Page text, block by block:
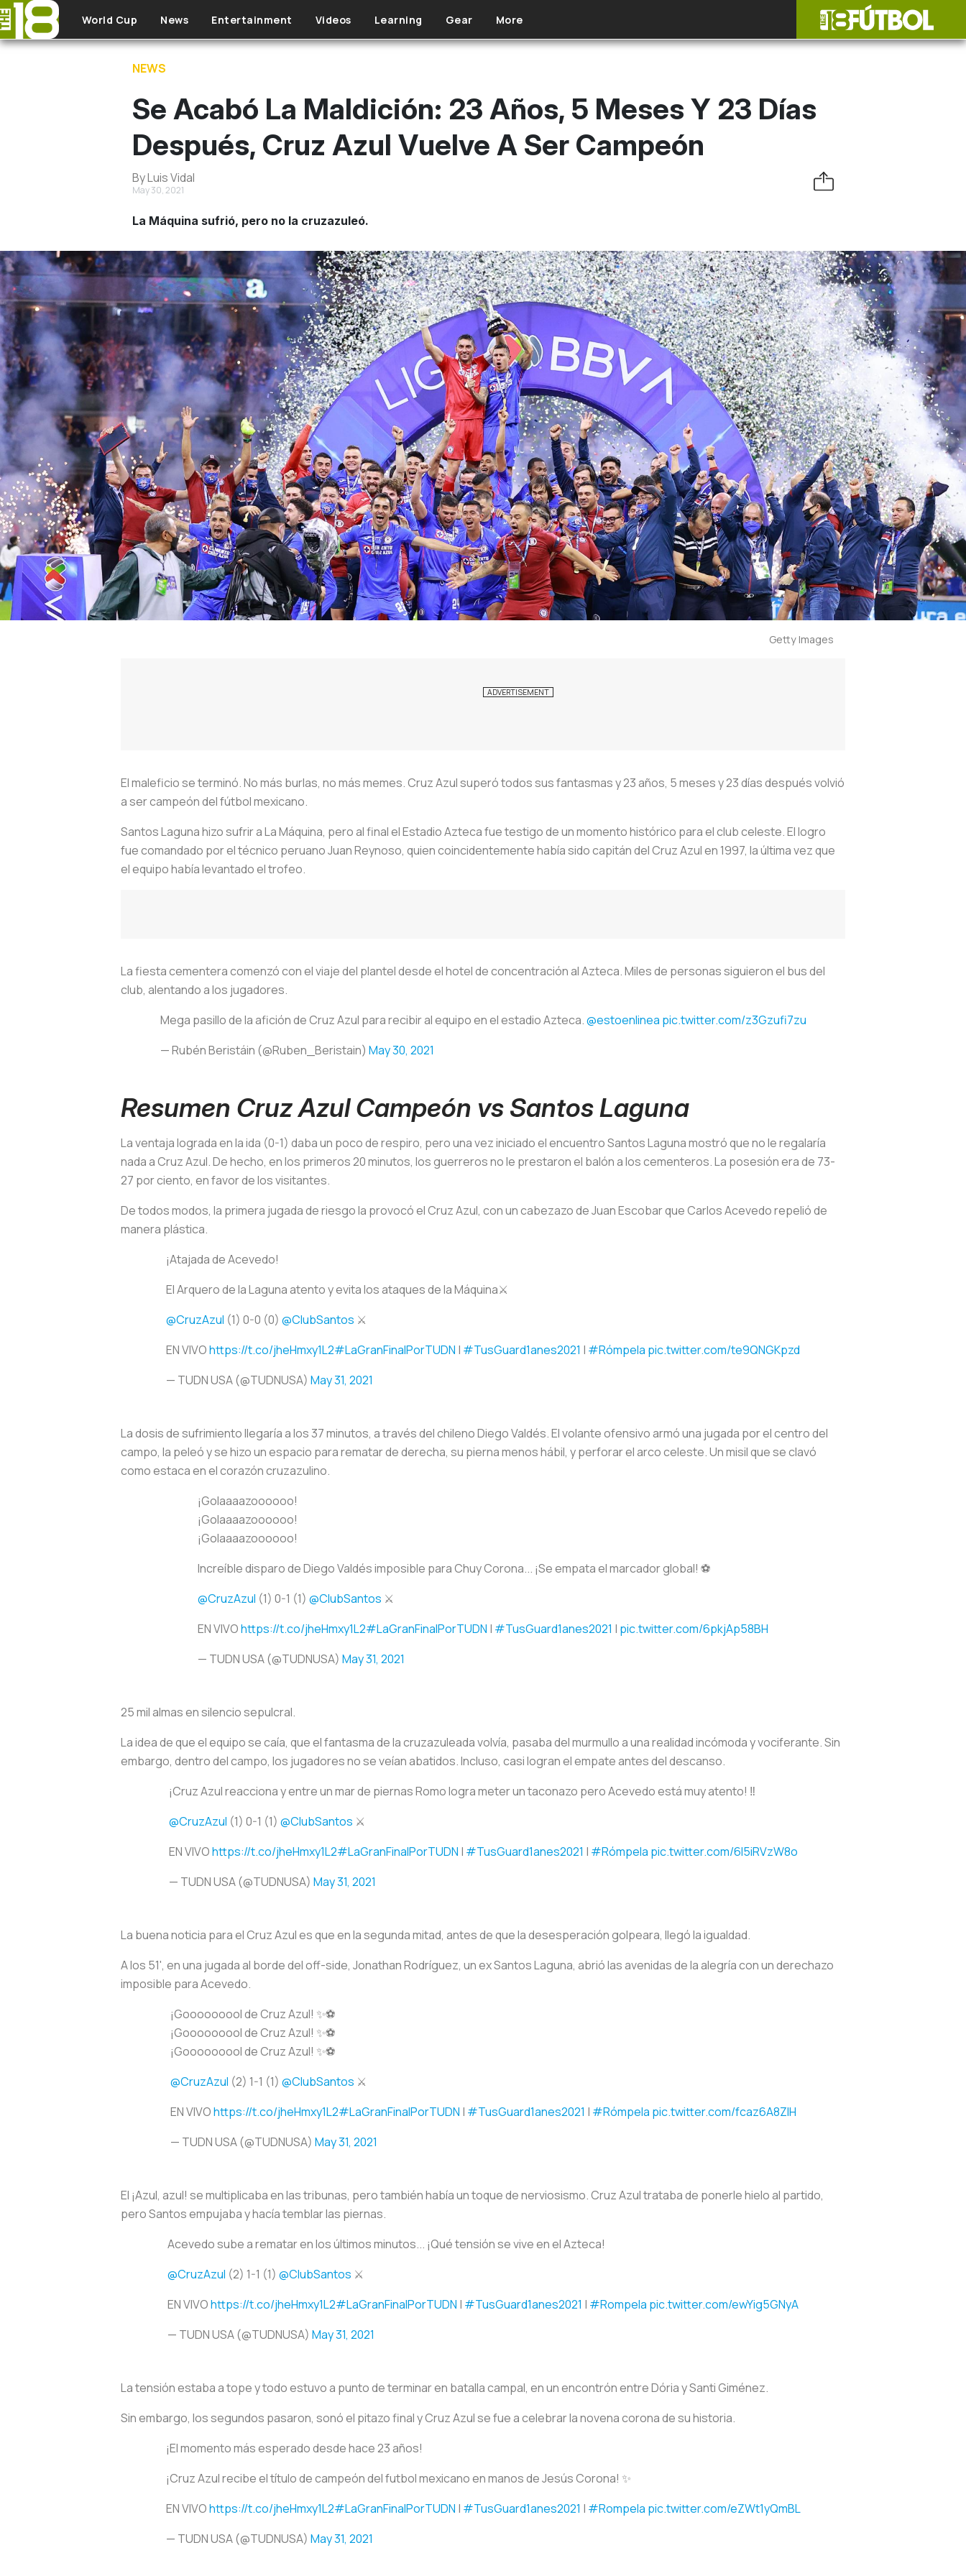
Skip to main content
World Cup News Entertainment Videos Learning Gear More
NEWS
Se Acabó La Maldición: 23 Años, 5 Meses Y 23 Días
Después, Cruz Azul Vuelve A Ser Campeón
By Luis Vidal
May 30, 2021
La Máquina sufrió, pero no la cruzazuleó.
Getty Images
El maleficio se terminó. No más burlas, no más memes. Cruz Azul superó todos sus fantasmas y 23 años, 5 meses y 23 días después volvió
a ser campeón del fútbol mexicano.
Santos Laguna hizo sufrir a La Máquina, pero al final el Estadio Azteca fue testigo de un momento histórico para el club celeste. El logro
fue comandado por el técnico peruano Juan Reynoso, quien coincidentemente había sido capitán del Cruz Azul en 1997, la última vez que
el equipo había levantado el trofeo.
La fiesta cementera comenzó con el viaje del plantel desde el hotel de concentración al Azteca. Miles de personas siguieron el bus del
club, alentando a los jugadores.
Mega pasillo de la afición de Cruz Azul para recibir al equipo en el estadio Azteca.@estoenlinea pic.twitter.com/z3Gzufi7zu
— Rubén Beristáin (@Ruben_Beristain) May 30, 2021
Resumen Cruz Azul Campeón vs Santos Laguna
La ventaja lograda en la ida (0-1) daba un poco de respiro, pero una vez iniciado el encuentro Santos Laguna mostró que no le regalaría
nada a Cruz Azul. De hecho, en los primeros 20 minutos, los guerreros no le prestaron el balón a los cementeros. La posesión era de 73-
27 por ciento, en favor de los visitantes.
De todos modos, la primera jugada de riesgo la provocó el Cruz Azul, con un cabezazo de Juan Escobar que Carlos Acevedo repelió de
manera plástica.
¡Atajada de Acevedo!
El Arquero de la Laguna atento y evita los ataques de la Máquina⚔️
@CruzAzul (1) 0-0 (0) @ClubSantos ⚔️
EN VIVOhttps://t.co/jheHmxy1L2#LaGranFinalPorTUDN | #TusGuard1anes2021 | #Rómpela pic.twitter.com/te9QNGKpzd
— TUDN USA (@TUDNUSA) May 31, 2021
La dosis de sufrimiento llegaría a los 37 minutos, a través del chileno Diego Valdés. El volante ofensivo armó una jugada por el centro del
campo, la peleó y se hizo un espacio para rematar de derecha, su pierna menos hábil, y perforar el arco celeste. Un misil que se clavó
como estaca en el corazón cruzazulino.
¡Golaaaazoooooo!
¡Golaaaazoooooo!
¡Golaaaazoooooo!
Increíble disparo de Diego Valdés imposible para Chuy Corona... ¡Se empata el marcador global! ⚽️
@CruzAzul (1) 0-1 (1) @ClubSantos ⚔️
EN VIVOhttps://t.co/jheHmxy1L2#LaGranFinalPorTUDN | #TusGuard1anes2021 | pic.twitter.com/6pkjAp58BH
— TUDN USA (@TUDNUSA) May 31, 2021
25 mil almas en silencio sepulcral.
La idea de que el equipo se caía, que el fantasma de la cruzazuleada volvía, pasaba del murmullo a una realidad incómoda y vociferante. Sin
embargo, dentro del campo, los jugadores no se veían abatidos. Incluso, casi logran el empate antes del descanso.
¡Cruz Azul reacciona y entre un mar de piernas Romo logra meter un taconazo pero Acevedo está muy atento! ‼️
@CruzAzul (1) 0-1 (1) @ClubSantos ⚔️
EN VIVOhttps://t.co/jheHmxy1L2#LaGranFinalPorTUDN | #TusGuard1anes2021 | #Rómpela pic.twitter.com/6l5iRVzW8o
— TUDN USA (@TUDNUSA) May 31, 2021
La buena noticia para el Cruz Azul es que en la segunda mitad, antes de que la desesperación golpeara, llegó la igualdad.
A los 51', en una jugada al borde del off-side, Jonathan Rodríguez, un ex Santos Laguna, abrió las avenidas de la alegría con un derechazo
imposible para Acevedo.
¡Gooooooool de Cruz Azul! ✨⚽️
¡Gooooooool de Cruz Azul! ✨⚽️
¡Gooooooool de Cruz Azul! ✨⚽️
@CruzAzul (2) 1-1 (1) @ClubSantos ⚔️
EN VIVOhttps://t.co/jheHmxy1L2#LaGranFinalPorTUDN | #TusGuard1anes2021 | #Rómpela pic.twitter.com/fcaz6A8ZlH
— TUDN USA (@TUDNUSA) May 31, 2021
El ¡Azul, azul! se multiplicaba en las tribunas, pero también había un toque de nerviosismo. Cruz Azul trataba de ponerle hielo al partido,
pero Santos empujaba y hacía temblar las piernas.
Acevedo sube a rematar en los últimos minutos... ¡Qué tensión se vive en el Azteca! ️
@CruzAzul (2) 1-1 (1) @ClubSantos ⚔️
EN VIVOhttps://t.co/jheHmxy1L2#LaGranFinalPorTUDN | #TusGuard1anes2021 | #Rompela pic.twitter.com/ewYig5GNyA
— TUDN USA (@TUDNUSA) May 31, 2021
La tensión estaba a tope y todo estuvo a punto de terminar en batalla campal, en un encontrón entre Dória y Santi Giménez.
Sin embargo, los segundos pasaron, sonó el pitazo final y Cruz Azul se fue a celebrar la novena corona de su historia.
¡El momento más esperado desde hace 23 años!
¡Cruz Azul recibe el título de campeón del futbol mexicano en manos de Jesús Corona! ✨
EN VIVOhttps://t.co/jheHmxy1L2#LaGranFinalPorTUDN | #TusGuard1anes2021 | #Rompela pic.twitter.com/eZWt1yQmBL
— TUDN USA (@TUDNUSA) May 31, 2021